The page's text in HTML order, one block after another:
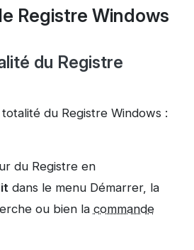
Registre Windows
du Registre
du Registre Windows :
du Registre en
dans le menu Démarrer, la
ou bien la commande